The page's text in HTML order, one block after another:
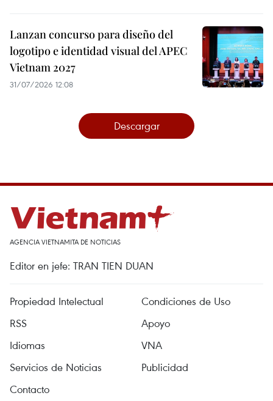
Lanzan concurso para diseño del
logotipo e identidad visual del APEC
Vietnam 2027
31/07/2026 12:08
Descargar
AGENCIA VIETNAMITA DE NOTICIAS
Editor en jefe: TRAN TIEN DUAN
Propiedad Intelectual
Condiciones de Uso
RSS
Apoyo
Idiomas
VNA
Servicios de Noticias
Publicidad
Contacto